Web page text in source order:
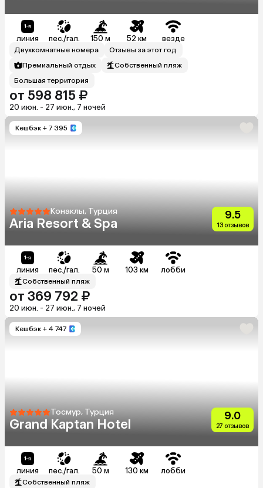
линия пес./гал. 150 м 52 км везде
Двухкомнатные номера
Отзывы за этот год
Премиальный отдых
Собственный пляж
Большая территория
от 598 815 ₽
20 июн. - 27 июн., 7 ночей
Кешбэк + 7 395
Конаклы, Турция
Aria Resort & Spa
9.5
13 отзывов
линия пес./гал. 50 м 103 км лобби
Собственный пляж
от 369 792 ₽
20 июн. - 27 июн., 7 ночей
Кешбэк + 4 747
Тосмур, Турция
Grand Kaptan Hotel
9.0
27 отзывов
линия пес./гал. 50 м 130 км лобби
Собственный пляж